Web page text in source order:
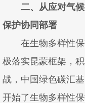
二、从应对气
保护协同部署
在生物多样性
极落实昆蒙框架，
战，中国绿色碳汇
开始了生物多样性